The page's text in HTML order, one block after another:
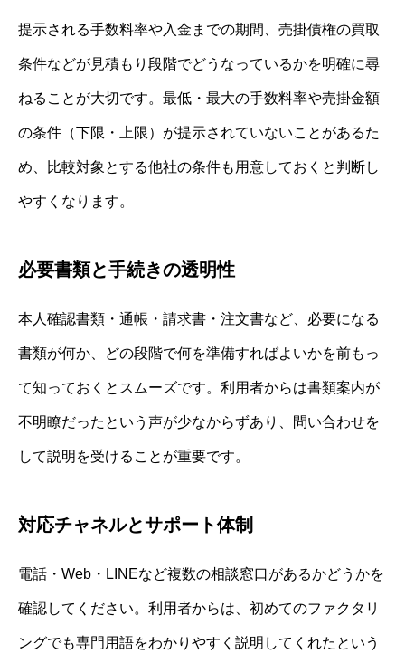
提示される手数料率や入金までの期間、売掛債権の買取
条件などが見積もり段階でどうなっているかを明確に尋
ねることが大切です。最低・最大の手数料率や売掛金額
の条件（下限・上限）が提示されていないことがあるた
め、比較対象とする他社の条件も用意しておくと判断し
やすくなります。
必要書類と手続きの透明性
本人確認書類・通帳・請求書・注文書など、必要になる
書類が何か、どの段階で何を準備すればよいかを前もっ
て知っておくとスムーズです。利用者からは書類案内が
不明瞭だったという声が少なからずあり、問い合わせを
して説明を受けることが重要です。
対応チャネルとサポート体制
電話・Web・LINEなど複数の相談窓口があるかどうかを
確認してください。利用者からは、初めてのファクタリ
ングでも専門用語をわかりやすく説明してくれたという